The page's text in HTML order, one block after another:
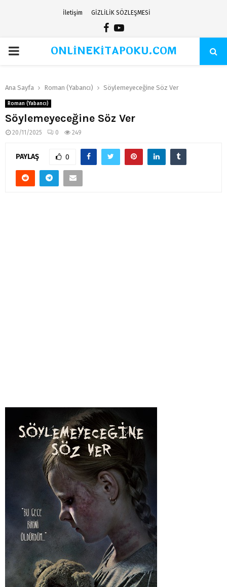
İletişim GİZLİLİK SÖZLEŞMESİ
Facebook
Youtube
PRIMARYONLİNEKİTAPOKU.COM
Ana Sayfa Roman (Yabancı) Söylemeyeceğine Söz Ver
Roman (Yabancı)
Söylemeyeceğine Söz Ver
20/11/2025 0 249
PAYLAŞ 0